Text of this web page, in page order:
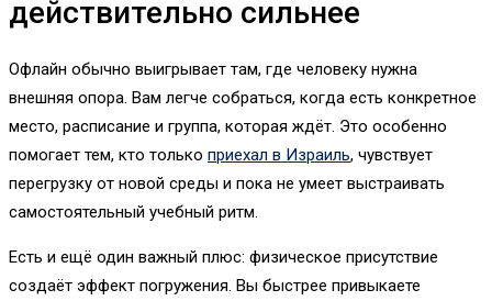
действительно сильнее
Офлайн обычно выигрывает там, где человеку нужна
внешняя опора. Вам легче собраться, когда есть конкретное
место, расписание и группа, которая ждёт. Это особенно
помогает тем, кто только приехал в Израиль, чувствует
перегрузку от новой среды и пока не умеет выстраивать
самостоятельный учебный ритм.
Есть и ещё один важный плюс: физическое присутствие
создаёт эффект погружения. Вы быстрее привыкаете